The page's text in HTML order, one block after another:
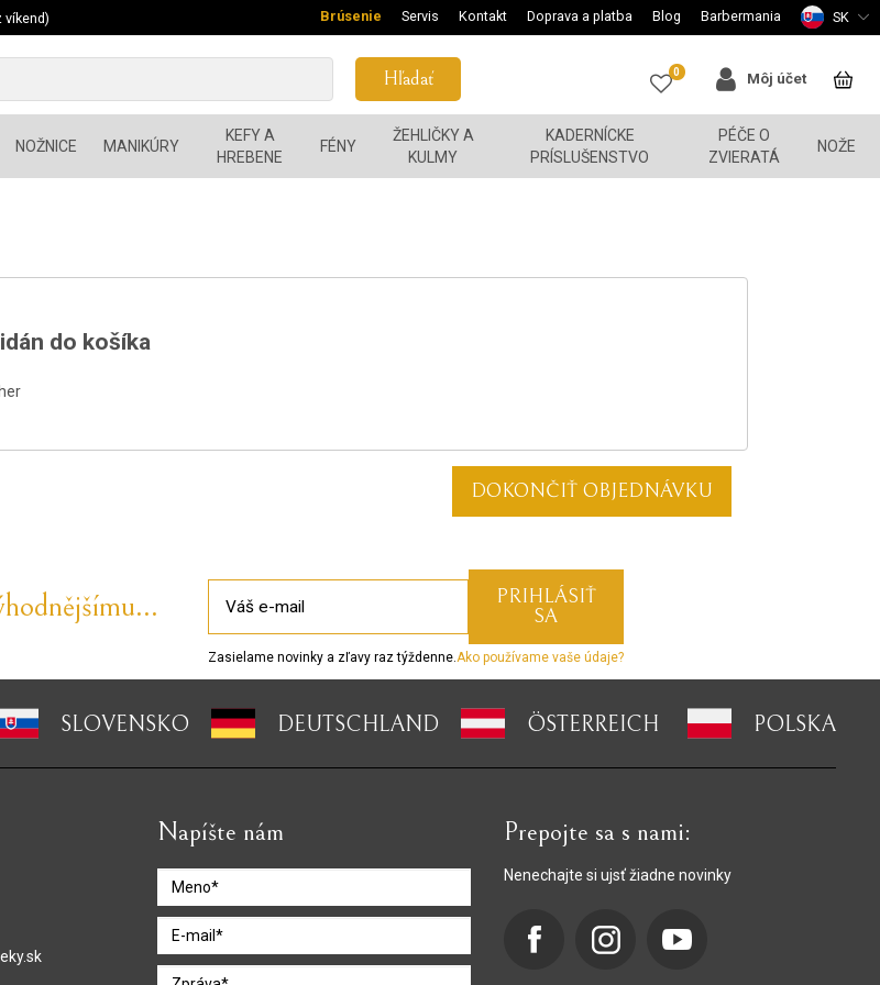
víkend) Brúsenie Servis Kontakt Doprava a platba Blog Barbermania SK
Hľadať 0 Môj účet
NOŽNICE MANIKÚRY
KEFY A
HREBENE
FÉNY
ŽEHLIČKY A
KULMY
KADERNÍCKE
PRÍSLUŠENSTVO
PÉČE O
ZVIERATÁ
NOŽE
do košíka
DOKONČIŤ OBJEDNÁVKU
Zasielame novinky a zľavy raz týždenne.Ako používame vaše údaje?
SLOVENSKO DEUTSCHLAND ÖSTERREICH POLSKA
Napíšte nám Prepojte sa s nami:
Nenechajte si ujsť žiadne novinky